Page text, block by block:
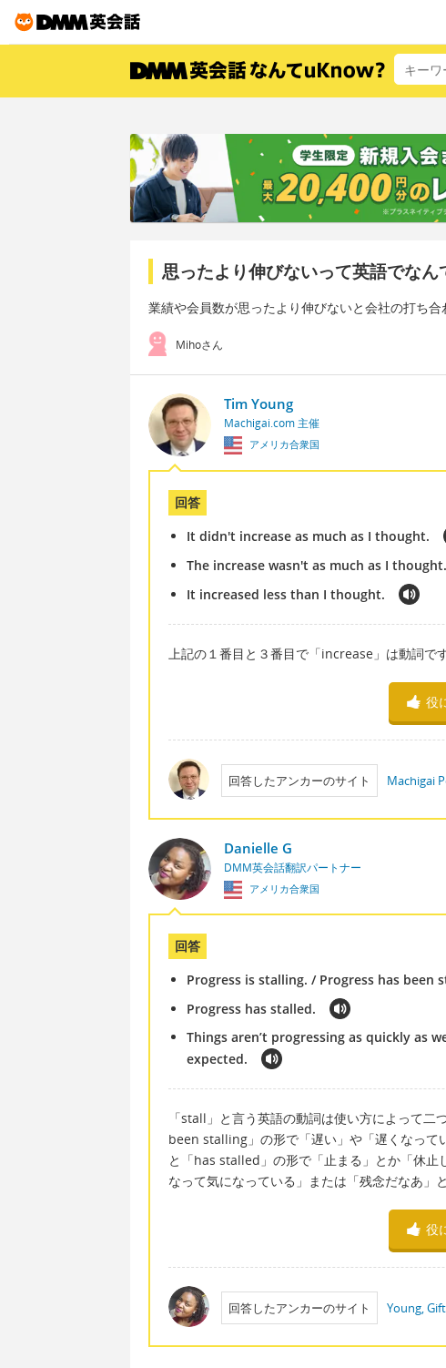
思ったより伸びないって英語でなん
業績や会員数が思ったより伸びないと会社の打ち合
Mihoさん
Tim Young
Machigai.com 主催
アメリカ合衆国
回答
It didn't increase as much as I thought.
The increase wasn't as much as I thought.
It increased less than I thought.
上記の１番目と３番目で「increase」は動詞で
役
回答したアンカーのサイト Machigai
Danielle G
DMM英会話翻訳パートナー
アメリカ合衆国
回答
Progress is stalling. / Progress has been
Progress has stalled.
Things aren’t progressing as quickly as
expected.
「stall」と言う英語の動詞は使い方によって
been stalling」の形で「遅い」や「遅くなって
と「has stalled」の形で「止まる」とか「休止
なって気になっている」または「残念だなあ」
役
回答したアンカーのサイト Young,